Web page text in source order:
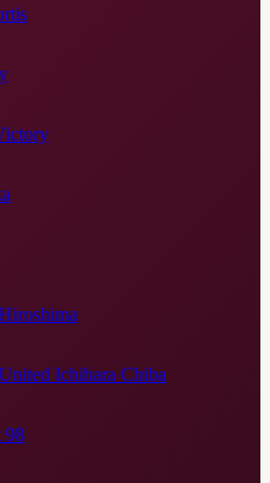
Ichihara Chiba